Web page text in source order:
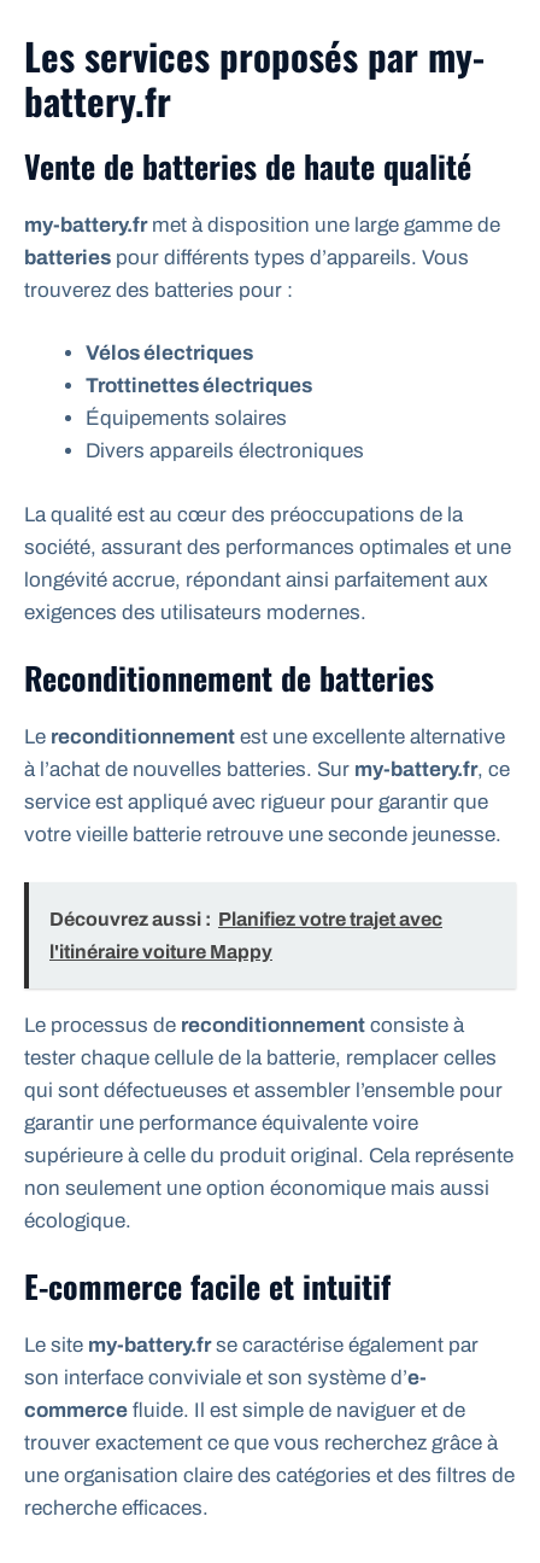
Les services proposés par my-
battery.fr
Vente de batteries de haute qualité
my-battery.frmet à disposition une large gamme de
batteries pour différents types d’appareils. Vous
trouverez des batteries pour :
Vélos électriques
Trottinettes électriques
Équipements solaires
Divers appareils électroniques
La qualité est au cœur des préoccupations de la
société, assurant des performances optimales et une
longévité accrue, répondant ainsi parfaitement aux
exigences des utilisateurs modernes.
Reconditionnement de batteries
Le reconditionnement est une excellente alternative
à l’achat de nouvelles batteries. Sur my-battery.fr, ce
service est appliqué avec rigueur pour garantir que
votre vieille batterie retrouve une seconde jeunesse.
Découvrez aussi : Planifiez votre trajet avec
l'itinéraire voiture Mappy
Le processus de reconditionnement consiste à
tester chaque cellule de la batterie, remplacer celles
qui sont défectueuses et assembler l’ensemble pour
garantir une performance équivalente voire
supérieure à celle du produit original. Cela représente
non seulement une option économique mais aussi
écologique.
E-commerce facile et intuitif
Le site my-battery.frse caractérise également par
son interface conviviale et son système d’e-
commerce fluide. Il est simple de naviguer et de
trouver exactement ce que vous recherchez grâce à
une organisation claire des catégories et des filtres de
recherche efficaces.